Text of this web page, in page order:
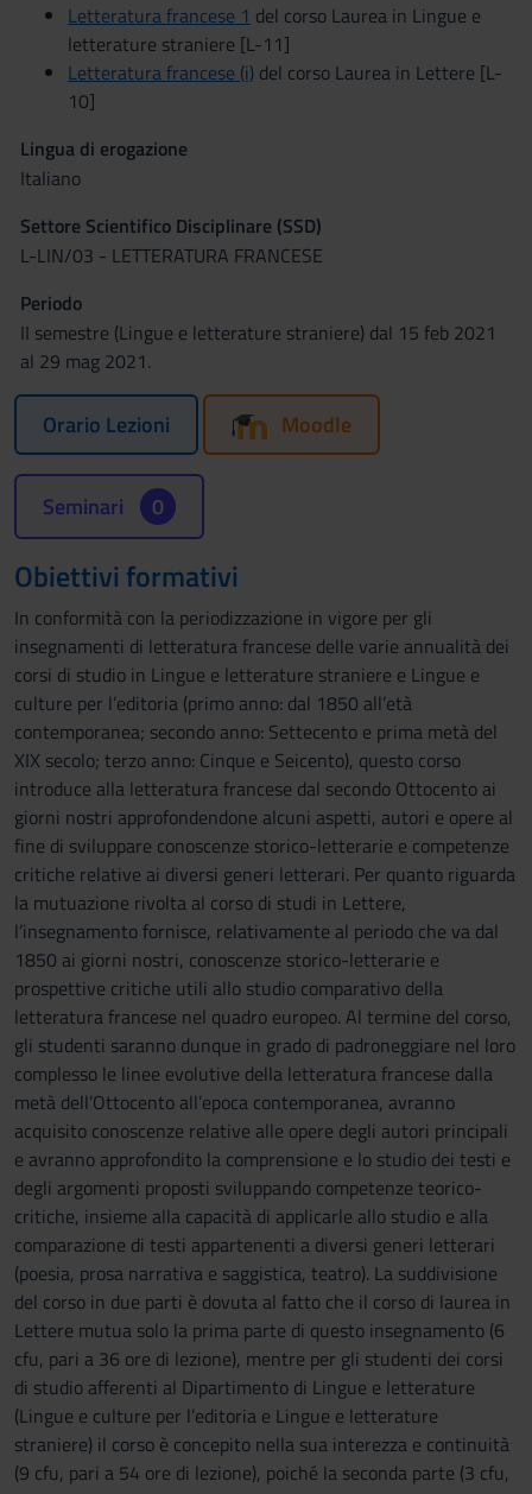
Letteratura francese 1 del corso Laurea in Lingue e
letterature straniere [L-11]
Letteratura francese (i) del corso Laurea in Lettere [L-
10]
Lingua di erogazione
Italiano
Settore Scientifico Disciplinare (SSD)
L-LIN/03 - LETTERATURA FRANCESE
Periodo
II semestre (Lingue e letterature straniere) dal 15 feb 2021
al 29 mag 2021.
Orario Lezioni Moodle
Seminari 0
Obiettivi formativi
In conformità con la periodizzazione in vigore per gli
insegnamenti di letteratura francese delle varie annualità dei
corsi di studio in Lingue e letterature straniere e Lingue e
culture per l’editoria (primo anno: dal 1850 all’età
contemporanea; secondo anno: Settecento e prima metà del
XIX secolo; terzo anno: Cinque e Seicento), questo corso
introduce alla letteratura francese dal secondo Ottocento ai
giorni nostri approfondendone alcuni aspetti, autori e opere al
fine di sviluppare conoscenze storico-letterarie e competenze
critiche relative ai diversi generi letterari. Per quanto riguarda
la mutuazione rivolta al corso di studi in Lettere,
l’insegnamento fornisce, relativamente al periodo che va dal
1850 ai giorni nostri, conoscenze storico-letterarie e
prospettive critiche utili allo studio comparativo della
letteratura francese nel quadro europeo. Al termine del corso,
gli studenti saranno dunque in grado di padroneggiare nel loro
complesso le linee evolutive della letteratura francese dalla
metà dell’Ottocento all’epoca contemporanea, avranno
acquisito conoscenze relative alle opere degli autori principali
e avranno approfondito la comprensione e lo studio dei testi e
degli argomenti proposti sviluppando competenze teorico-
critiche, insieme alla capacità di applicarle allo studio e alla
comparazione di testi appartenenti a diversi generi letterari
(poesia, prosa narrativa e saggistica, teatro). La suddivisione
del corso in due parti è dovuta al fatto che il corso di laurea in
Lettere mutua solo la prima parte di questo insegnamento (6
cfu, pari a 36 ore di lezione), mentre per gli studenti dei corsi
di studio afferenti al Dipartimento di Lingue e letterature
(Lingue e culture per l’editoria e Lingue e letterature
straniere) il corso è concepito nella sua interezza e continuità
(9 cfu, pari a 54 ore di lezione), poiché la seconda parte (3 cfu,